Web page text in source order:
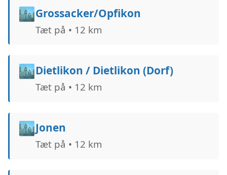
🏙️Grossacker/Opfikon
Tæt på • 12 km
🏙️Dietlikon / Dietlikon (Dorf)
Tæt på • 12 km
🏙️Jonen
Tæt på • 12 km